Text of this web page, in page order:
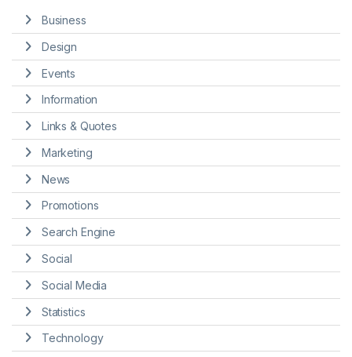
Business
Design
Events
Information
Links & Quotes
Marketing
News
Promotions
Search Engine
Social
Social Media
Statistics
Technology